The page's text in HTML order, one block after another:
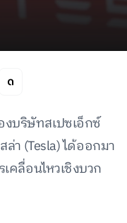
บริษัทสเปซเอ็กซ์
า (Tesla) ได้ออกมา
คลื่อนไหวเชิงบวก